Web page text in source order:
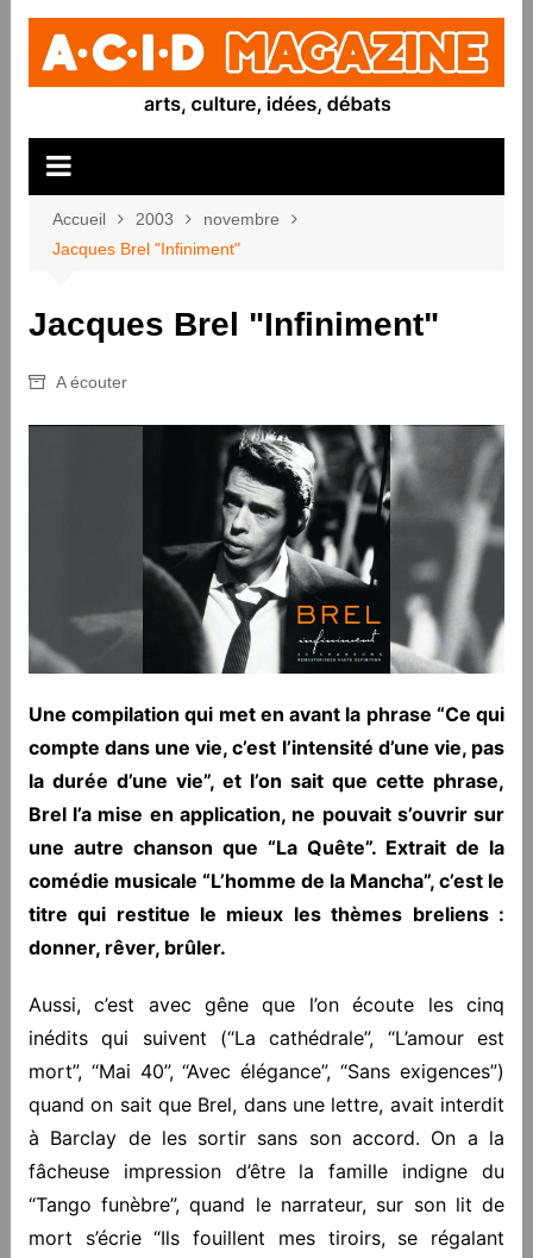
Aller
contenu
Accueil 2003
novembre
Jacques Brel "Infiniment"
Jacques Brel "Infiniment"
A écouter
Une compilation qui met en avant la phrase “Ce qui
compte dans une vie, c’est l’intensité d’une vie, pas
la durée d’une vie”, et l’on sait que cette phrase,
Brel l’a mise en application, ne pouvait s’ouvrir sur
une autre chanson que “La Quête”. Extrait de la
comédie musicale “L’homme de la Mancha”, c’est le
titre qui restitue le mieux les thèmes breliens :
donner, rêver, brûler.
Aussi, c’est avec gêne que l’on écoute les cinq
inédits qui suivent (“La cathédrale”, “L’amour est
mort”, “Mai 40”, “Avec élégance”, “Sans exigences”)
quand on sait que Brel, dans une lettre, avait interdit
à Barclay de les sortir sans son accord. On a la
fâcheuse impression d’être la famille indigne du
“Tango funèbre”, quand le narrateur, sur son lit de
mort s’écrie “Ils fouillent mes tiroirs, se régalant